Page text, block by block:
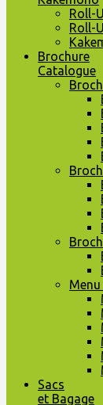
Roll-
Roll-
Brochure
Catalogue
Sacs
et Bagage